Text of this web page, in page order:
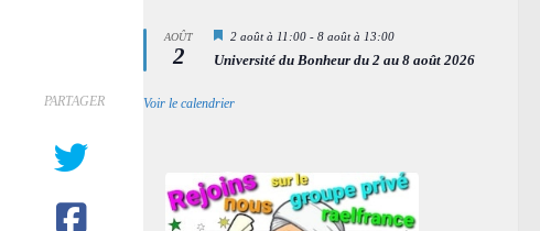
PARTAGER
AOÛT
2
Mis
avant
2 août à 11:00 - 8 août à 13:00
Université du Bonheur du 2 au 8 août 2026
Voir le calendrier